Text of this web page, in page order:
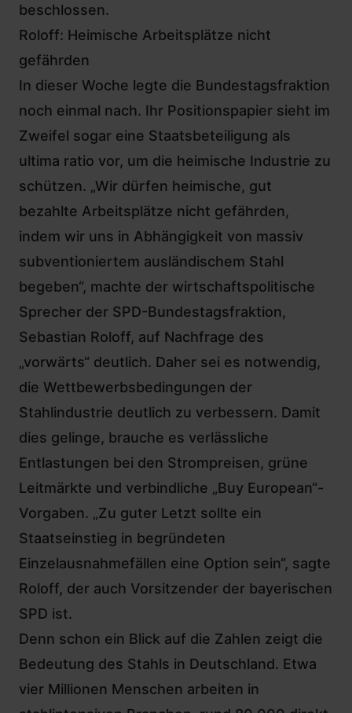
beschlossen.
Roloff: Heimische Arbeitsplätze nicht
gefährden
In dieser Woche legte die Bundestagsfraktion
noch einmal nach. Ihr Positionspapier sieht im
Zweifel sogar eine Staatsbeteiligung als
ultima ratio vor, um die heimische Industrie zu
schützen. „Wir dürfen heimische, gut
bezahlte Arbeitsplätze nicht gefährden,
indem wir uns in Abhängigkeit von massiv
subventioniertem ausländischem Stahl
begeben“, machte der wirtschaftspolitische
Sprecher der SPD-Bundestagsfraktion,
Sebastian Roloff, auf Nachfrage des
„vorwärts“ deutlich. Daher sei es notwendig,
die Wettbewerbsbedingungen der
Stahlindustrie deutlich zu verbessern. Damit
dies gelinge, brauche es verlässliche
Entlastungen bei den Strompreisen, grüne
Leitmärkte und verbindliche „Buy European“-
Vorgaben. „Zu guter Letzt sollte ein
Staatseinstieg in begründeten
Einzelausnahmefällen eine Option sein“, sagte
Roloff, der auch Vorsitzender der bayerischen
SPD ist.
Denn schon ein Blick auf die Zahlen zeigt die
Bedeutung des Stahls in Deutschland. Etwa
vier Millionen Menschen arbeiten in